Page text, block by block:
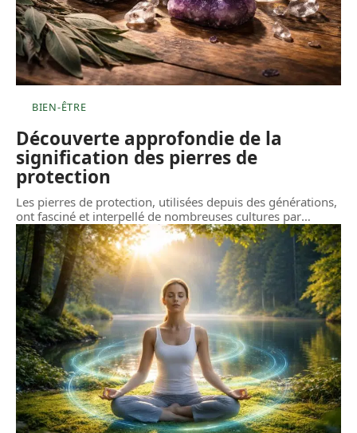
BIEN-ÊTRE
Découverte approfondie de la
signification des pierres de
protection
Les pierres de protection, utilisées depuis des générations,
ont fasciné et interpellé de nombreuses cultures par…